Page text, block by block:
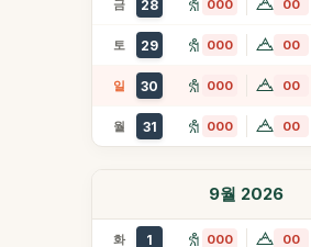
금 28 000 00
토 29 000 00
일 30 000 00
월 31 000 00
9월 2026
화 1 000 00